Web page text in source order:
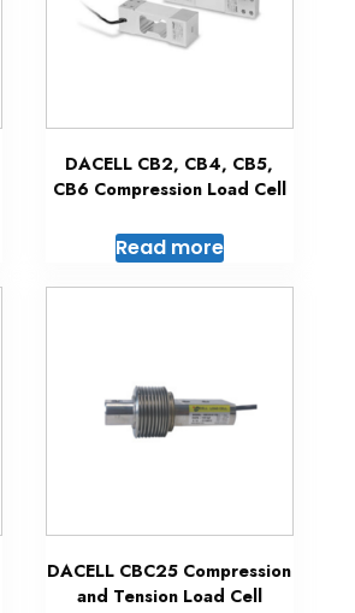
DACELL CB2, CB4, CB5,
CB6 Compression Load Cell
Read more
DACELL CBC25 Compression
and Tension Load Cell